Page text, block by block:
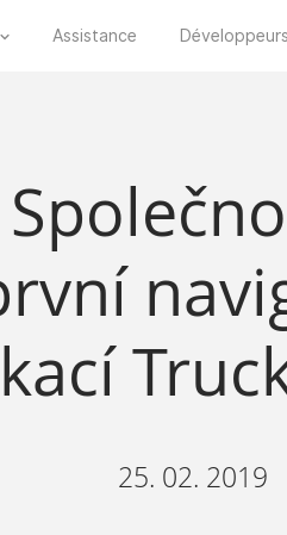
Assistance Développeurs
25. 02. 2019